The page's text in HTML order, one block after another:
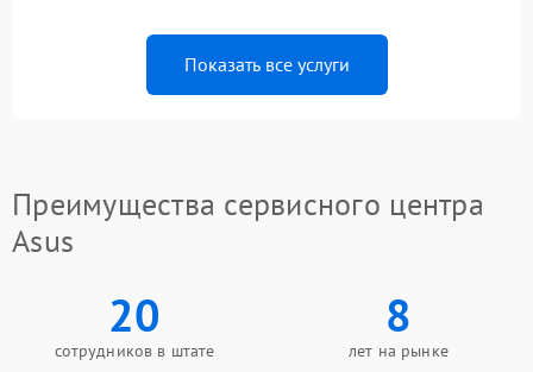
Показать все услуги
Преимущества сервисного центра
Asus
20
сотрудников в штате
8
лет на рынке